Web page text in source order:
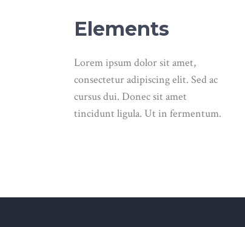
Elements
Lorem ipsum dolor sit amet,
consectetur adipiscing elit. Sed ac
cursus dui. Donec sit amet
tincidunt ligula. Ut in fermentum.